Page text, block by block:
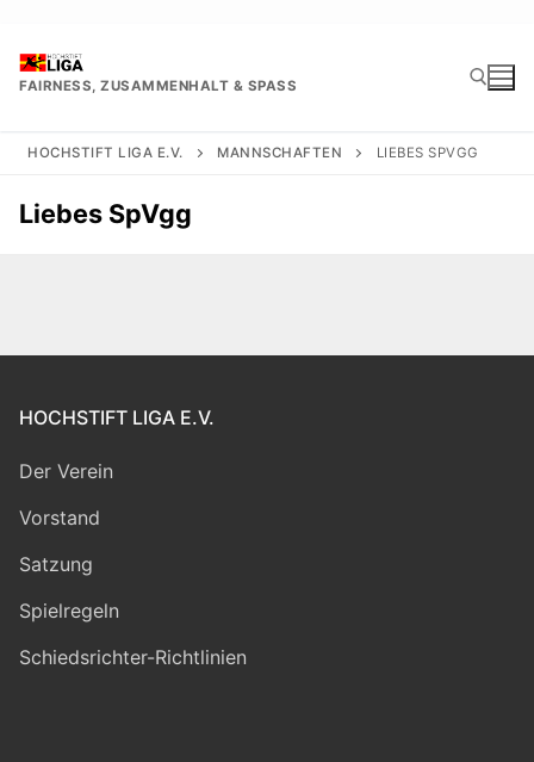
springen
FAIRNESS, ZUSAMMENHALT & SPASS
HOCHSTIFT LIGA E.V. MANNSCHAFTEN LIEBES SPVGG
Liebes SpVgg
HOCHSTIFT LIGA E.V.
Der Verein
Vorstand
Satzung
Spielregeln
Schiedsrichter-Richtlinien